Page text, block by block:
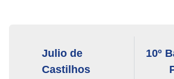
Julio de
Castilhos
10º